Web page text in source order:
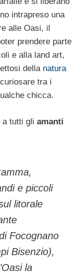
intrapreso una
alle Oasi, il
prendere parte
e alla land art,
della natura
tra i
chicca.
a tutti gli amanti
e piccoli
litorale
Focognano
Bisenzio),
la